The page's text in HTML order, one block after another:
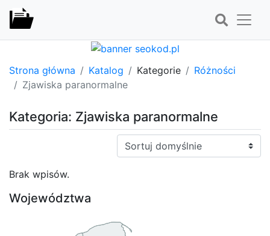
Strona główna Katalog Kategorie
Różności
Zjawiska paranormalne
Kategoria: Zjawiska paranormalne
Sortuj:
Brak wpisów.
Województwa